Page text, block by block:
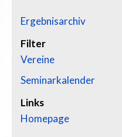
Ergebnisarchiv
Filter
Vereine
Seminarkalender
Links
Homepage